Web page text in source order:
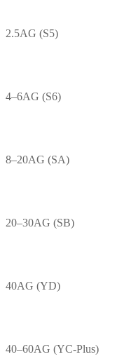
2.5AG (S5)
4–6AG (S6)
8–20AG (SA)
20–30AG (SB)
40AG (YD)
40–60AG (YC-Plus)